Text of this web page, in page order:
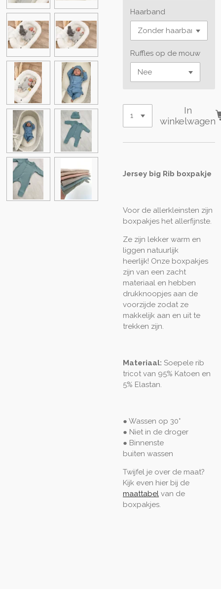
Haarband
Ruffles op de mouw
In
winkelwagen
Jersey big Rib boxpakje
Voor de allerkleinsten zijn
boxpakjes het allerfijnste.
Ze zijn lekker warm en
liggen natuurlijk
heerlijk! Onze boxpakjes
zijn van een zacht
materiaal en hebben
drukknoopjes aan de
voorzijde zodat ze
makkelijk aan en uit te
trekken zijn.
Materiaal: Soepele rib
tricot van 95% Katoen en
5% Elastan.
● Wassen op 30°
● Niet in de droger
● Binnenste
buiten wassen
Twijfel je over de maat?
Kijk even hier bij de
maattabel van de
boxpakjes.